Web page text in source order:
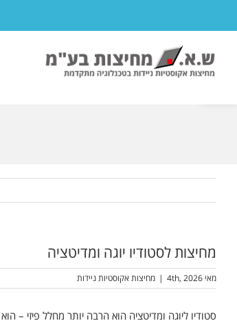
מחיצות לסטודיו יוגה ומדיטציה
מאי 4th, 2026 | מחיצות אקוסטיות ניידות
סטודיו ליוגה ומדיטציה הוא הרבה יותר מחלל פיזי –
פתח סרגל נגישות